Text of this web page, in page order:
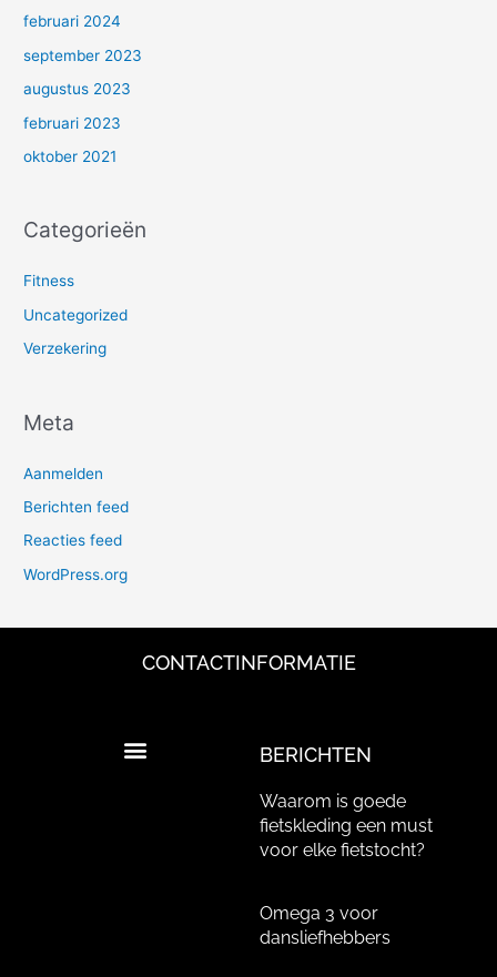
februari 2024
september 2023
augustus 2023
februari 2023
oktober 2021
Categorieën
Fitness
Uncategorized
Verzekering
Meta
Aanmelden
Berichten feed
Reacties feed
WordPress.org
CONTACTINFORMATIE
BERICHTEN
Waarom is goede
fietskleding een must
voor elke fietstocht?
Omega 3 voor
dansliefhebbers